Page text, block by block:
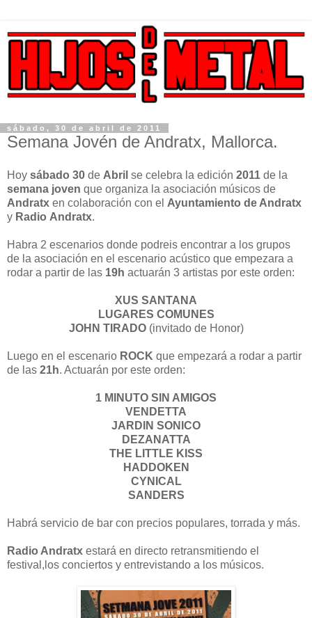
sábado, 30 de abril de 2011
Semana Jovén de Andratx, Mallorca.
Hoy sábado 30 de Abril se celebra la edición 2011 de la
semana joven que organiza la asociación músicos de
Andratx en colaboración con el Ayuntamiento de Andratx
y Radio Andratx.
Habra 2 escenarios donde podreis encontrar a los grupos
de la asociación en el escenario acústico que empezara a
rodar a partir de las 19h actuarán 3 artistas por este orden:
XUS SANTANA
LUGARES COMUNES
JOHN TIRADO(invitado de Honor)
Luego en el escenario ROCK que empezará a rodar a partir
de las 21h. Actuarán por este orden:
1 MINUTO SIN AMIGOS
VENDETTA
JARDIN SONICO
DEZANATTA
THE LITTLE KISS
HADDOKEN
CYNICAL
SANDERS
Habrá servicio de bar con precios populares, torrada y más.
Radio Andratx estará en directo retransmitiendo el
festival,los conciertos y entrevistando a los músicos.